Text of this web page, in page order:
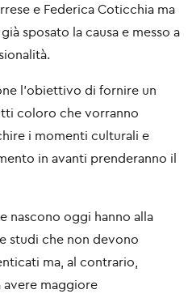
e Federica Coticchia ma
sposato la causa e messo a
l'obiettivo di fornire un
coloro che vorranno
i momenti culturali e
in avanti prenderanno il
nascono oggi hanno alla
studi che non devono
ma, al contrario,
avere maggiore